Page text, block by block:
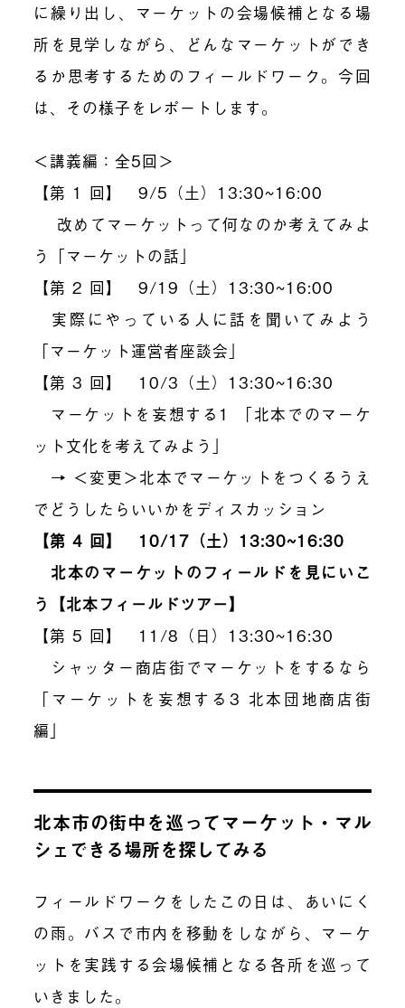
に繰り出し、マーケットの会場候補となる場
所を見学しながら、どんなマーケットができ
るか思考するためのフィールドワーク。今回
は、その様子をレポートします。
＜講義編：全5回＞
【第 1 回】 9/5（土）13:30~16:00
改めてマーケットって何なのか考えてみよ
う「マーケットの話」
【第 2 回】 9/19（土）13:30~16:00
実際にやっている人に話を聞いてみよう
「マーケット運営者座談会」
【第 3 回】 10/3（土）13:30~16:30
マーケットを妄想する1 「北本でのマーケ
ット文化を考えてみよう」
→ ＜変更＞北本でマーケットをつくるうえ
でどうしたらいいかをディスカッション
【第 4 回】 10/17（土）13:30~16:30
北本のマーケットのフィールドを見にいこ
う【北本フィールドツアー】
【第 5 回】 11/8（日）13:30~16:30
シャッター商店街でマーケットをするなら
「マーケットを妄想する3 北本団地商店街
編」
北本市の街中を巡ってマーケット・マル
シェできる場所を探してみる
フィールドワークをしたこの日は、あいにく
の雨。バスで市内を移動をしながら、マーケ
ットを実践する会場候補となる各所を巡って
いきました。